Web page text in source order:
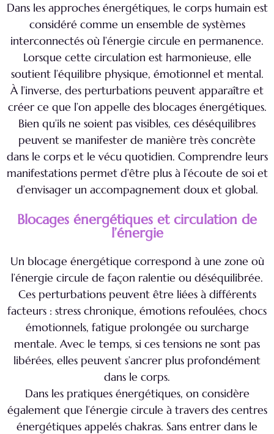
Dans les approches énergétiques, le corps humain est
considéré comme un ensemble de systèmes
interconnectés où l’énergie circule en permanence.
Lorsque cette circulation est harmonieuse, elle
soutient l’équilibre physique, émotionnel et mental.
À l’inverse, des perturbations peuvent apparaître et
créer ce que l’on appelle des blocages énergétiques.
Bien qu’ils ne soient pas visibles, ces déséquilibres
peuvent se manifester de manière très concrète
dans le corps et le vécu quotidien. Comprendre leurs
manifestations permet d’être plus à l’écoute de soi et
d’envisager un accompagnement doux et global.
Blocages énergétiques et circulation de
l’énergie
Un blocage énergétique correspond à une zone où
l’énergie circule de façon ralentie ou déséquilibrée.
Ces perturbations peuvent être liées à différents
facteurs : stress chronique, émotions refoulées, chocs
émotionnels, fatigue prolongée ou surcharge
mentale. Avec le temps, si ces tensions ne sont pas
libérées, elles peuvent s’ancrer plus profondément
dans le corps.
Dans les pratiques énergétiques, on considère
également que l’énergie circule à travers des centres
énergétiques appelés chakras. Sans entrer dans le